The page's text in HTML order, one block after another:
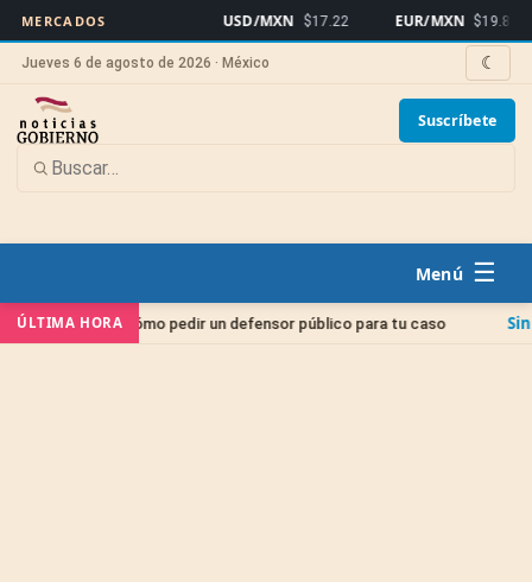
MERCADOS USD/MXN $17.22 EUR/MXN $19.86
Jueves 6 de agosto de 2026 · México ☾
Suscríbete
☰
ÚLTIMA HORA
cómo pedir un defensor público para tu caso Sin categoría